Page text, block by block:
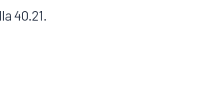
40.21.